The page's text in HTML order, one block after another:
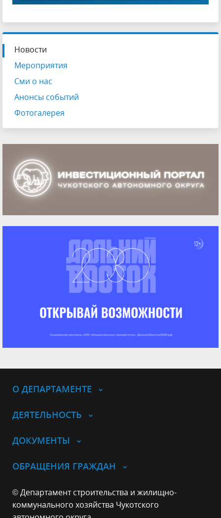
Новости
Мероприятия
Сми о нас
Анонсы событий
Фотогалерея
О ДЕПАРТАМЕНТЕ
ДЕЯТЕЛЬНОСТЬ
ДОКУМЕНТЫ
ОБРАЩЕНИЯ ГРАЖДАН
© Департамент строительства и жилищно-
коммунального хозяйства Чукотского